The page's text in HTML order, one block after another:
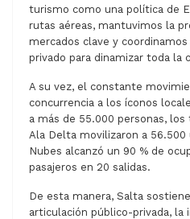
turismo como una política de
rutas aéreas, mantuvimos la
mercados clave y
privado para dinamizar toda la
A su vez, el constante
concurrencia a los íconos
a más de 55.000 personas,
Ala Delta movilizaron a 56.500
Nubes alcanzó un 90 % de
pasajeros en 20 salidas.
De esta manera, Salta
articulación público-privada, la